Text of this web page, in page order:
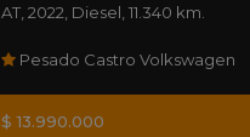
AT, 2022 Diesel 11.340 km.
Pesado Castro Volkswagen
$ 13.990.000